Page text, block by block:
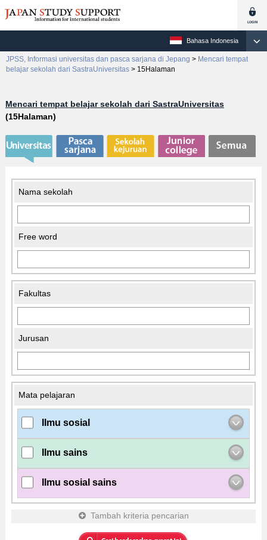
Bahasa Indonesia
JPSS, Informasi universitas dan pasca sarjana di Jepang > Mencari tempat
belajar sekolah dari SastraUniversitas > 15Halaman
Mencari tempat belajar sekolah dari SastraUniversitas
(15Halaman)
Nama sekolah
Free word
Fakultas
Jurusan
Mata pelajaran
Ilmu sosial
Ilmu sains
Ilmu sosial sains
Tambah kriteria pencarian